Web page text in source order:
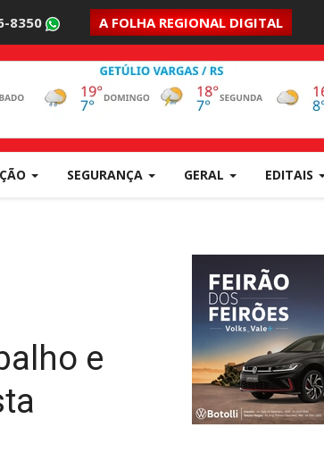
8350 A FOLHA REGIONAL DIGITAL
SEGURANÇA GERAL EDITAIS
e